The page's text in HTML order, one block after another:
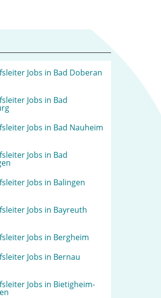
Jobs in Bad Doberan
Jobs in Bad
Jobs in Bad Nauheim
Jobs in Bad
Jobs in Balingen
Jobs in Bayreuth
Jobs in Bergheim
Jobs in Bernau
Jobs in Bietigheim-